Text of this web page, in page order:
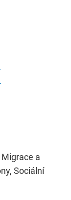
a
Sociální